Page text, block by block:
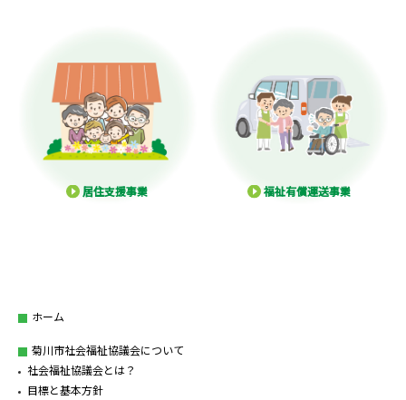
居住支援事業 福祉有償運送事業
ホーム
菊川市社会福祉協議会について
社会福祉協議会とは？
目標と基本方針